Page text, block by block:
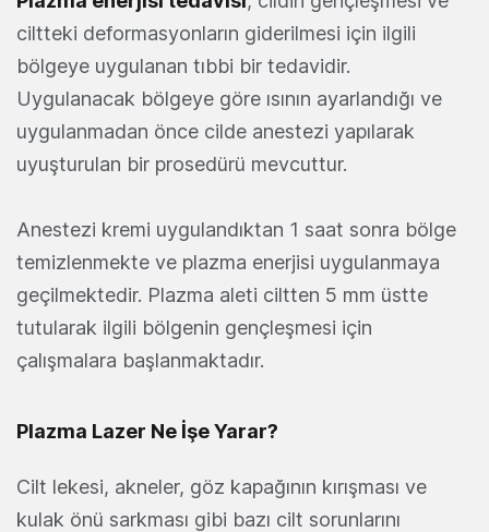
ciltteki deformasyonların giderilmesi için ilgili
bölgeye uygulanan tıbbi bir tedavidir.
Uygulanacak bölgeye göre ısının ayarlandığı ve
uygulanmadan önce cilde anestezi yapılarak
uyuşturulan bir prosedürü mevcuttur.
Anestezi kremi uygulandıktan 1 saat sonra bölge
temizlenmekte ve plazma enerjisi uygulanmaya
geçilmektedir. Plazma aleti ciltten 5 mm üstte
tutularak ilgili bölgenin gençleşmesi için
çalışmalara başlanmaktadır.
Plazma Lazer Ne İşe Yarar?
Cilt lekesi, akneler, göz kapağının kırışması ve
kulak önü sarkması gibi bazı cilt sorunlarını